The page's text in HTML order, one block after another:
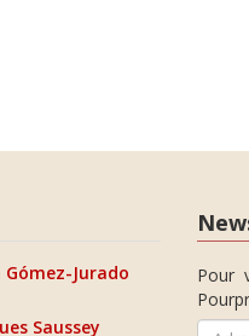
Jurado
Saussey
Pour